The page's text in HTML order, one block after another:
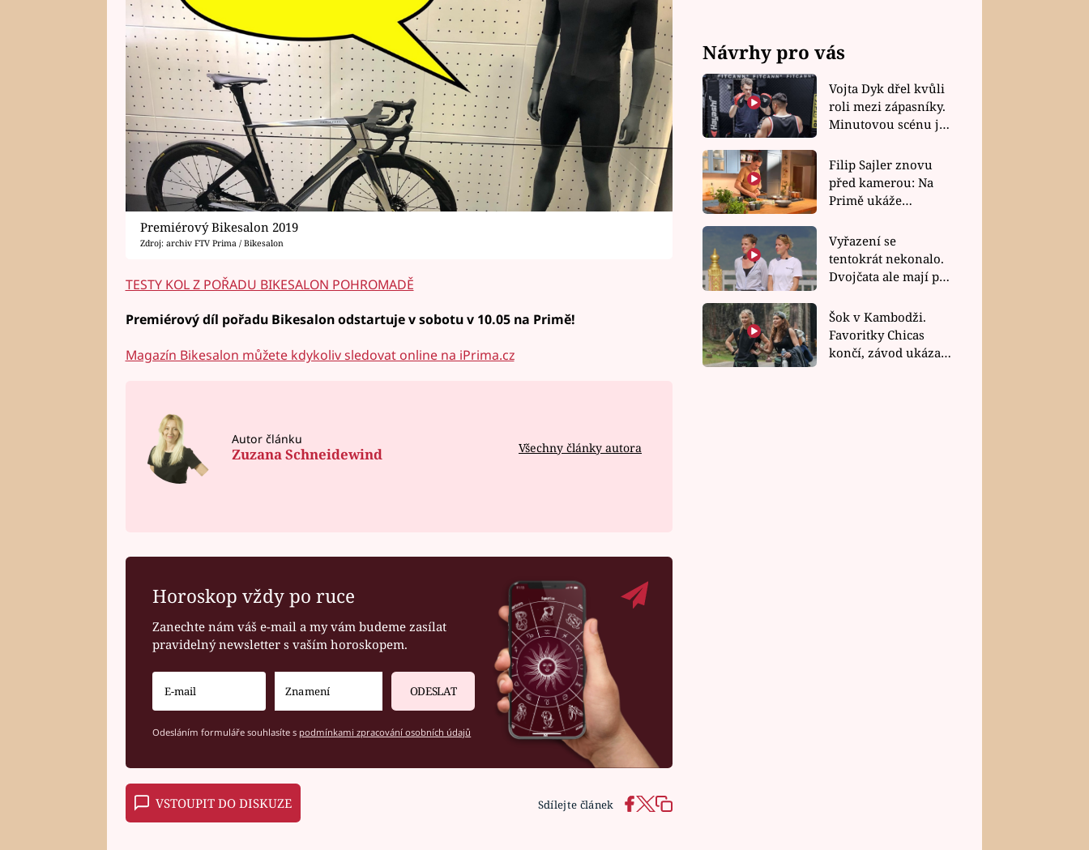
Premiérový Bikesalon 2019
Zdroj: archiv FTV Prima / Bikesalon
TESTY KOL Z POŘADU BIKESALON POHROMADĚ
Premiérový díl pořadu Bikesalon odstartuje v sobotu v 10.05 na Primě!
Magazín Bikesalon můžete kdykoliv sledovat online na iPrima.cz
Autor článku
Zuzana Schneidewind Všechny články autora
Horoskop vždy po ruce
Zanechte nám váš e-mail a my vám budeme zasílat
pravidelný newsletter s vaším horoskopem.
ODESLAT
Odesláním formuláře souhlasíte s podmínkami zpracování osobních údajů
VSTOUPIT DO DISKUZE Sdílejte článek
Návrhy pro vás
Vojta Dyk dřel kvůli
roli mezi zápasníky.
Minutovou scénu jel
Filip Sajler znovu
před kamerou: Na
Primě ukáže
rychlé recepty
Vyřazení se
tentokrát nekonalo.
Dvojčata ale mají po
závodu nůž na krku
Šok v Kambodži.
Favoritky Chicas
končí, závod ukázal